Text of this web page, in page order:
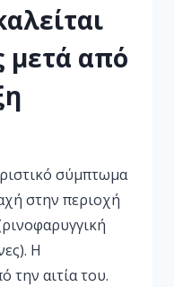
μετά από
σύμπτωμα
στην περιοχή
Η
την αιτία του.